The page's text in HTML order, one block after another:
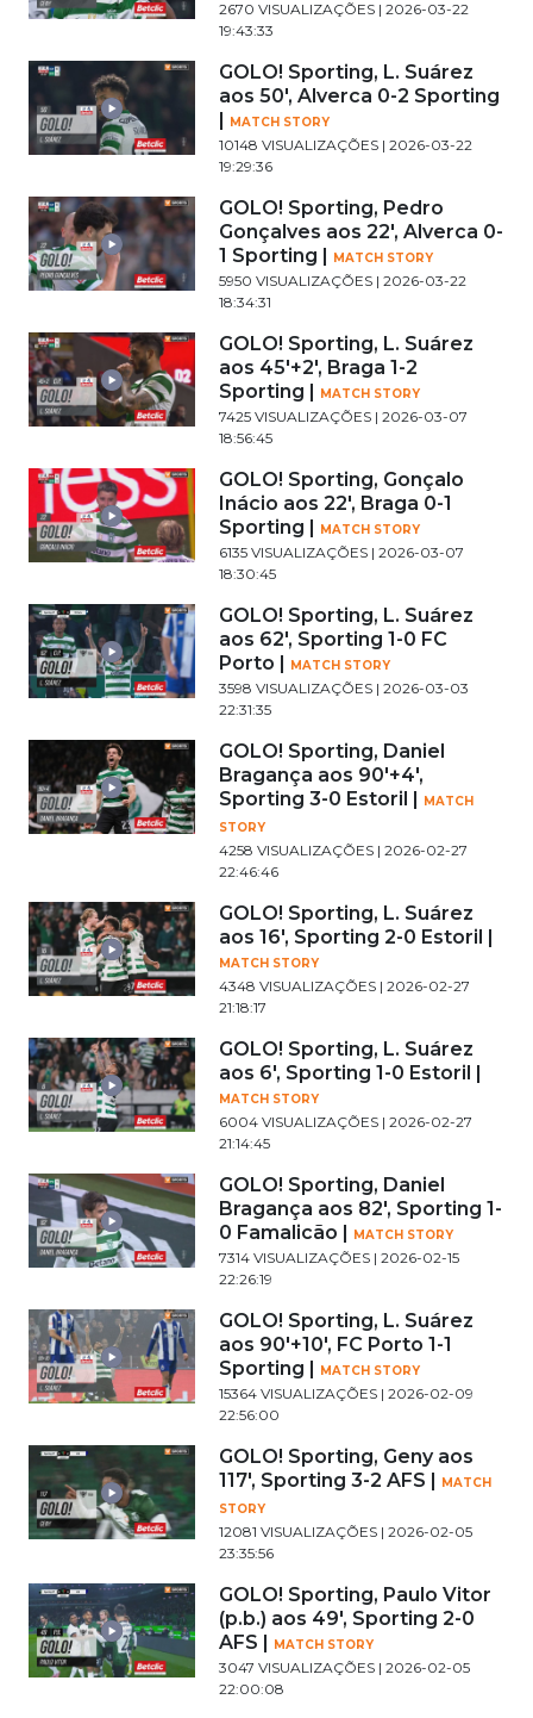
2670 VISUALIZAÇÕES | 2026-03-22
19:43:33
GOLO! Sporting, L. Suárez
aos 50', Alverca 0-2 Sporting
MATCH STORY
10148 VISUALIZAÇÕES | 2026-03-22
19:29:36
GOLO! Sporting, Pedro
Gonçalves aos 22', Alverca 0-
1 Sporting |
MATCH STORY
5950 VISUALIZAÇÕES | 2026-03-22
18:34:31
GOLO! Sporting, L. Suárez
aos 45'+2', Braga 1-2
Sporting |
MATCH STORY
7425 VISUALIZAÇÕES | 2026-03-07
18:56:45
GOLO! Sporting, Gonçalo
Inácio aos 22', Braga 0-1
Sporting |
MATCH STORY
6135 VISUALIZAÇÕES | 2026-03-07
18:30:45
GOLO! Sporting, L. Suárez
aos 62', Sporting 1-0 FC
Porto |
MATCH STORY
3598 VISUALIZAÇÕES | 2026-03-03
22:31:35
GOLO! Sporting, Daniel
Bragança aos 90'+4',
Sporting 3-0 Estoril |
MATCH
STORY
4258 VISUALIZAÇÕES | 2026-02-27
22:46:46
GOLO! Sporting, L. Suárez
aos 16', Sporting 2-0 Estoril |
MATCH STORY
4348 VISUALIZAÇÕES | 2026-02-27
21:18:17
GOLO! Sporting, L. Suárez
aos 6', Sporting 1-0 Estoril |
MATCH STORY
6004 VISUALIZAÇÕES | 2026-02-27
21:14:45
GOLO! Sporting, Daniel
Bragança aos 82', Sporting 1-
0 Famalicão |
MATCH STORY
7314 VISUALIZAÇÕES | 2026-02-15
22:26:19
GOLO! Sporting, L. Suárez
aos 90'+10', FC Porto 1-1
Sporting |
MATCH STORY
15364 VISUALIZAÇÕES | 2026-02-09
22:56:00
GOLO! Sporting, Geny aos
117', Sporting 3-2 AFS |
MATCH
STORY
12081 VISUALIZAÇÕES | 2026-02-05
23:35:56
GOLO! Sporting, Paulo Vitor
(p.b.) aos 49', Sporting 2-0
AFS |
MATCH STORY
3047 VISUALIZAÇÕES | 2026-02-05
22:00:08